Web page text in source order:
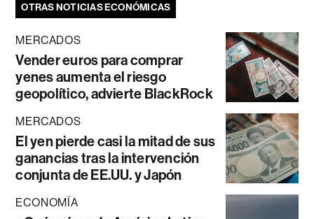
OTRAS NOTICIAS ECONÓMICAS
MERCADOS
Vender euros para comprar
yenes aumenta el riesgo
geopolítico, advierte BlackRock
MERCADOS
El yen pierde casi la mitad de sus
ganancias tras la intervención
conjunta de EE.UU. y Japón
ECONOMÍA